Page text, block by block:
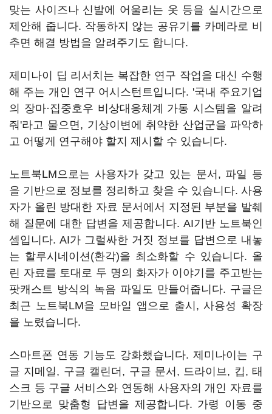
맞는 사이즈나 신발에 어울리는 옷 등을 실시간으로
제안해 줍니다. 작동하지 않는 공유기를 카메라로 비
추면 해결 방법을 알려주기도 합니다.
제미나이 딥 리서치는 복잡한 연구 작업을 대신 수행
해 주는 개인 연구 어시스턴트입니다. '국내 주요기업
의 장마·집중호우 비상대응체계 가동 시스템을 알려
줘'라고 물으면, 기상이변에 취약한 산업군을 파악하
고 어떻게 연구해야 할지 제시할 수 있습니다.
노트북LM으로는 사용자가 갖고 있는 문서, 파일 등
을 기반으로 정보를 정리하고 찾을 수 있습니다. 사용
자가 올린 방대한 자료 문서에서 지정된 부분을 발췌
해 질문에 대한 답변을 제공합니다. AI기반 노트북인
셈입니다. AI가 그럴싸한 거짓 정보를 답변으로 내놓
는 할루시네이션(환각)을 최소화할 수 있습니다. 올
린 자료를 토대로 두 명의 화자가 이야기를 주고받는
팟캐스트 방식의 녹음 파일도 만들어줍니다. 구글은
최근 노트북LM을 모바일 앱으로 출시, 사용성 확장
을 노렸습니다.
스마트폰 연동 기능도 강화했습니다. 제미나이는 구
글 지메일, 구글 캘린더, 구글 문서, 드라이브, 킵, 태
스크 등 구글 서비스와 연동해 사용자의 개인 자료를
기반으로 맞춤형 답변을 제공합니다. 가령 이동 중